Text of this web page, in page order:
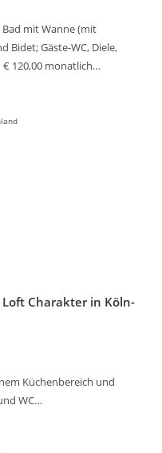
mit Wanne (mit
Bidet; Gäste-WC, Diele,
€ 120,00 monatlich…
Charakter in Köln-
Küchenbereich und
WC…